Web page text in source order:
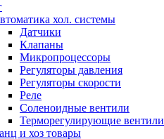
хол. системы
Датчики
Клапаны
Микропроцессоры
Регуляторы давления
Регуляторы скорости
Реле
Соленоидные вентили
Терморегулирующие вентили
и хоз товары